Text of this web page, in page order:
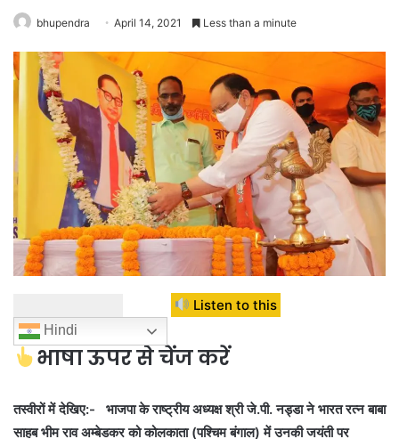
bhupendra April 14, 2021 Less than a minute
Listen to this
Hindi
भाषा ऊपर से चेंज करें
तस्वीरों में देखिए:- भाजपा के राष्ट्रीय अध्यक्ष श्री जे.पी. नड्डा ने भारत रत्न बाबा
साहब भीम राव अम्बेडकर को कोलकाता (पश्चिम बंगाल) में उनकी जयंती पर